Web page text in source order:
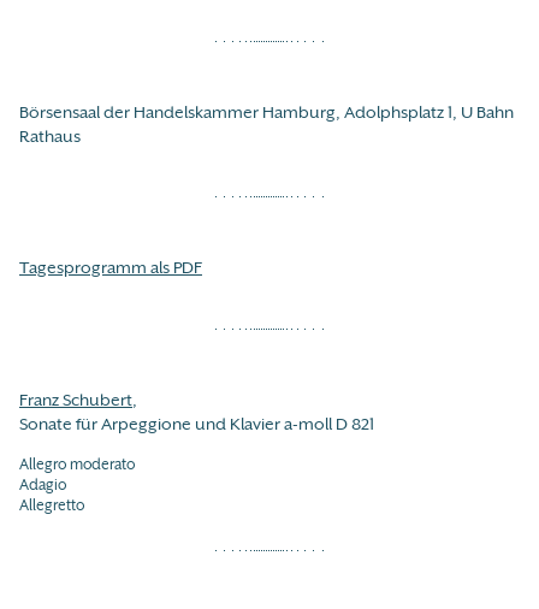
Börsensaal der Handelskammer Hamburg, Adolphsplatz 1, U Bahn
Rathaus
Tagesprogramm als PDF
Franz Schubert,
Sonate für Arpeggione und Klavier a-moll D 821
Allegro moderato
Adagio
Allegretto